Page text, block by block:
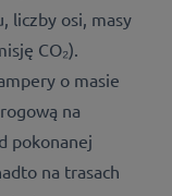
liczby osi, masy
CO₂).
o masie
na
pokonanej
na trasach